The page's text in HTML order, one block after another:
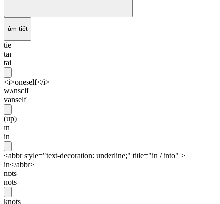
âm tiết
tie
taɪ
tai
<i>oneself</i>
wʌnsɛlf
vanself
(up)
ɪn
in
<abbr style="text-decoration: underline;" title="in / into" >
in</abbr>
nɒts
nots
knots